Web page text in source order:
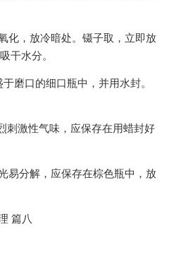
，放冷暗处。镊子取，立即放
干水分。
口的细口瓶中，并用水封。
激性气味，应保存在用蜡封好
分解，应保存在棕色瓶中，放
篇八